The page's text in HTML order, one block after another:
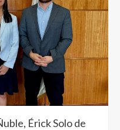
Érick Solo de